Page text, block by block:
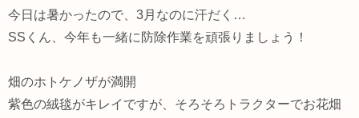
今日は暑かったので、3月なのに汗だく…
SSくん、今年も一緒に防除作業を頑張りましょう！
畑のホトケノザが満開
紫色の絨毯がキレイですが、そろそろトラクターでお花畑